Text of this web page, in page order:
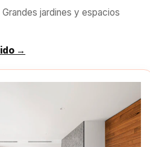
Grandes jardines y espacios
→